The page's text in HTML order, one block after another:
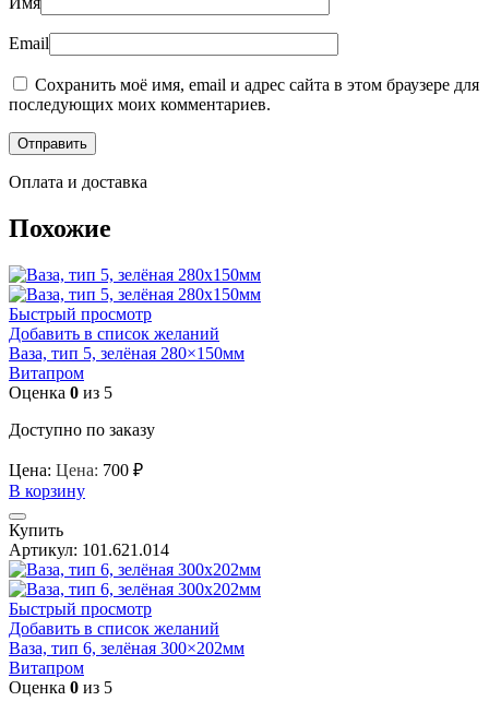
Email
Сохранить моё имя, email и адрес сайта в этом браузере для
последующих моих комментариев.
Оплата и доставка
Похожие
Быстрый просмотр
Добавить в список желаний
Ваза, тип 5, зелёная 280×150мм
Витапром
Оценка 0 из 5
Доступно по заказу
Цена: Цена: 700 ₽
В корзину
Купить
Артикул: 101.621.014
Быстрый просмотр
Добавить в список желаний
Ваза, тип 6, зелёная 300×202мм
Витапром
Оценка 0 из 5